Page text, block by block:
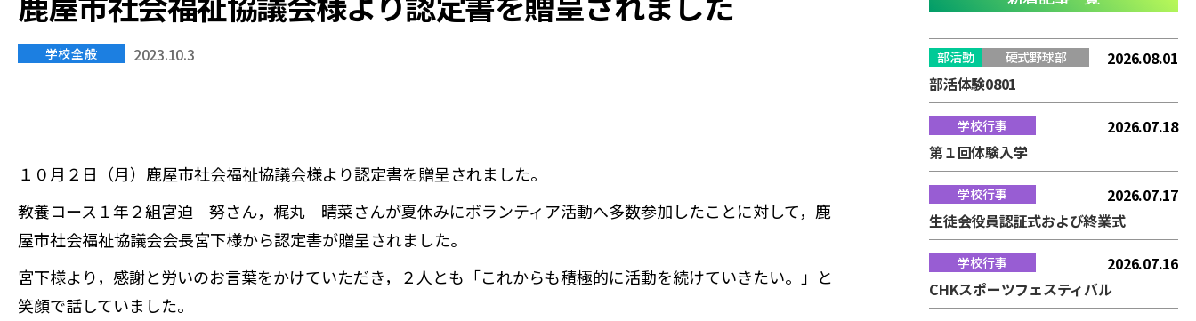
学校全般 2023.10.3
１０月２日（月）鹿屋市社会福祉協議会様より認定書を贈呈されました。
教養コース１年２組宮迫 努さん，梶丸 晴菜さんが夏休みにボランティア活動へ多数参加したことに対して，鹿
屋市社会福祉協議会会長宮下様から認定書が贈呈されました。
宮下様より，感謝と労いのお言葉をかけていただき，２人とも「これからも積極的に活動を続けていきたい。」と
笑顔で話していました。
部活動 硬式野球部
2026.08.01
部活体験0801
学校行事
2026.07.18
第１回体験入学
学校行事
2026.07.17
生徒会役員認証式および終業式
学校行事
2026.07.16
CHKスポーツフェスティバル